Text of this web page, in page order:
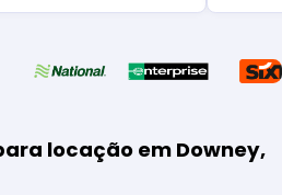
locação em Downey,